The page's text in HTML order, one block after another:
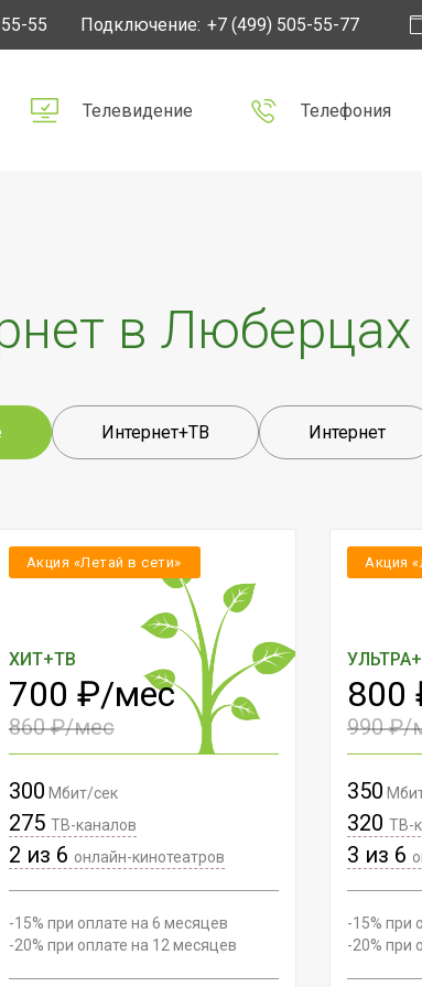
55 Подключение: +7 (499) 505-55-77
Телевидение Телефония
в Люберцах
Интернет+ТВ Интернет
Акция «Летай в сети»
ХИТ+ТВ
700 ₽/мес
860 ₽/мес
300 Мбит/сек
275 ТВ-каналов
2 из 6 онлайн-кинотеатров
-15% при оплате на 6 месяцев
-20% при оплате на 12 месяцев
Акция
800
990 ₽/
350
320ТВ-
3 из 6
-15% при
-20% при